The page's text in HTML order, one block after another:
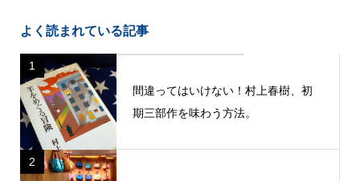
よく読まれている記事
1
間違ってはいけない！村上春樹、初
期三部作を味わう方法。
2